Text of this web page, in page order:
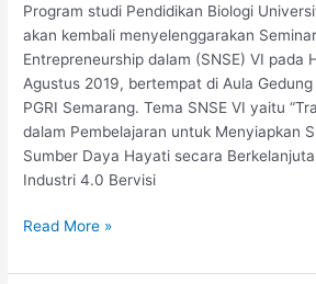
Program studi Pendidikan Biologi
akan kembali menyelenggarakan
Entrepreneurship dalam (SNSE) VI pada
Agustus 2019, bertempat di Aula
PGRI Semarang. Tema SNSE VI yaitu
dalam Pembelajaran untuk Menyiapkan
Sumber Daya Hayati secara
Industri 4.0 Bervisi
(SNSE
VI)
Tahun
2019
UPGRIS
Read More »